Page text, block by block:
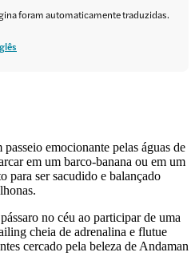
foram automaticamente traduzidas.
passeio emocionante pelas águas de
em um barco-banana ou em um
para ser sacudido e balançado
no céu ao participar de uma
cheia de adrenalina e flutue
cercado pela beleza de Andaman